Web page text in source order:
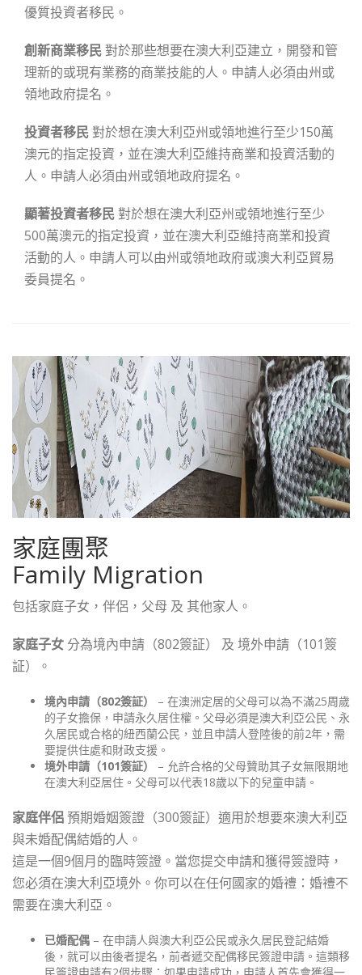
優質投資者移民。
創新商業移民對於那些想要在澳大利亞建立，開發和管
理新的或現有業務的商業技能的人。申請人必須由州或
領地政府提名。
投資者移民對於想在澳大利亞州或領地進行至少150萬
澳元的指定投資，並在澳大利亞維持商業和投資活動的
人。申請人必須由州或領地政府提名。
顯著投資者移民對於想在澳大利亞州或領地進行至少
500萬澳元的指定投資，並在澳大利亞維持商業和投資
活動的人。申請人可以由州或領地政府或澳大利亞貿易
委員提名。
家庭團聚
Family Migration
包括家庭子女，伴侶，父母 及 其他家人。
家庭子女分為境內申請（802簽証） 及 境外申請（101簽
証）。
境內申請（802簽証）
– 在澳洲定居的父母可以為不滿25周歲
的子女擔保，申請永久居住權。父母必須是澳大利亞公民、永
久居民或合格的紐西蘭公民，並且申請人登陸後的前2年，需
要提供住處和財政支援。
境外申請（101簽証）
– 允許合格的父母贊助其子女無限期地
在澳大利亞居住。父母可以代表18歲以下的兒童申請。
家庭伴侶預期婚姻簽證（300簽証）適用於想要來澳大利亞
與未婚配偶結婚的人。
這是一個9個月的臨時簽證。當您提交申請和獲得簽證時，
您必須在澳大利亞境外。你可以在任何國家的婚禮：婚禮不
需要在澳大利亞。
已婚配偶 – 在申請人與澳大利亞公民或永久居民登記結婚
後，就可以由後者提名，前者遞交配偶移民簽證申請。這類移